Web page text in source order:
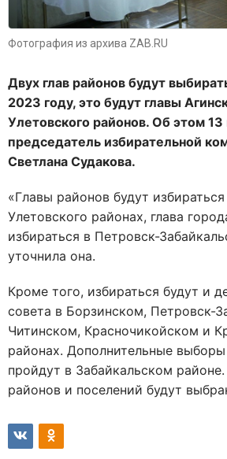
Фотография из архива ZAB.RU
Двух глав районов будут
2023 году, это будут главы
Улетовского районов. Об этом
председатель избирательной
Светлана Судакова.
«Главы районов будут
Улетовского районах, глава
избираться в Петровск-
уточнила она.
Кроме того, избираться будут и
совета в Борзинском, Петровск-
Читинском, Красночикойском и
районах. Дополнительные
пройдут в Забайкальском районе.
районов и поселений будут